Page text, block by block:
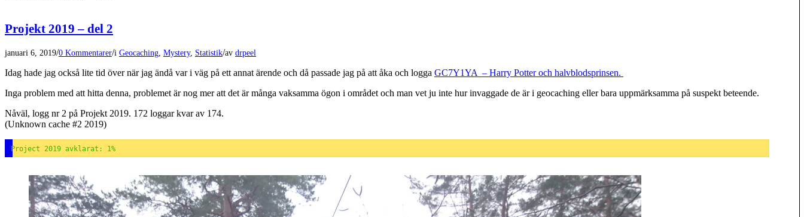
Projekt 2019 – del 2
januari 6, 2019/0 Kommentarer/i Geocaching Mystery, Statistik/av drpeel
Idag hade jag också lite tid över när jag ändå var i väg på ett annat ärende och då passade jag på att åka och logga GC7Y1YA – Harry Potter och halvblodsprinsen.
Inga problem med att hitta denna, problemet är nog mer att det är många vaksamma ögon i området och man vet ju inte hur invaggade de är i geocaching eller bara uppmärksamma på suspekt beteende.
Nåväl, logg nr 2 på Projekt 2019. 172 loggar kvar av 174.
(Unknown cache #2 2019)
Project 2019 avklarat: 1%